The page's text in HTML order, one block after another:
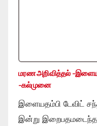
மரண அறிவித்தல் -
-கல்முனை
இளையதம்பி டேவிட்
இன்று